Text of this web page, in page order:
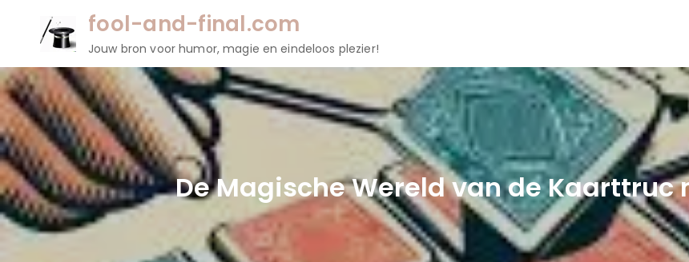
gaan
fool-and-final.com
Jouw bron voor humor, magie en eindeloos plezier!
De Magische Wereld van de Kaarttruc